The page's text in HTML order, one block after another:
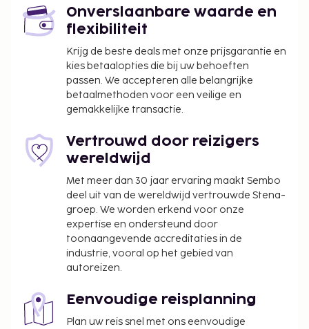
Schoonmaakkosten: BRL 120 per
accommodatie, per verblijf
Vóór het inchecken dien je een borgsom van
BRL 400 te betalen.
We hebben alle kosten vermeld die de
accommodatie aan ons heeft doorgegeven.
kinderen van jonger dan 18 jaar dienen bij het
inchecken de geboorteakte en een
paspoort) te overhandigen. Als er bij
internationale reizen naar Brazilië slechts één
van de ouders met een kind reist, dan dient hij
of zij, naast de geboorteakte en een
identiteitsbewijs met foto, een notarieel
bekrachtigde brief te overhandigen waarin
ouder. Als de ouders of de wettelijke voogd niet
in staat of niet bereid zijn om deze
Onverslaanbare waarde en
flexibiliteit
Krijg de beste deals met onze prijsgarantie en
kies betaalopties die bij uw behoeften
passen. We accepteren alle belangrijke
betaalmethoden voor een veilige en
gemakkelijke transactie.
Vertrouwd door reizigers
wereldwijd
Met meer dan 30 jaar ervaring maakt Sembo
deel uit van de wereldwijd vertrouwde Stena-
groep. We worden erkend voor onze
expertise en ondersteund door
toonaangevende accreditaties in de
industrie, vooral op het gebied van
autoreizen.
Eenvoudige reisplanning
Plan uw reis snel met ons eenvoudige